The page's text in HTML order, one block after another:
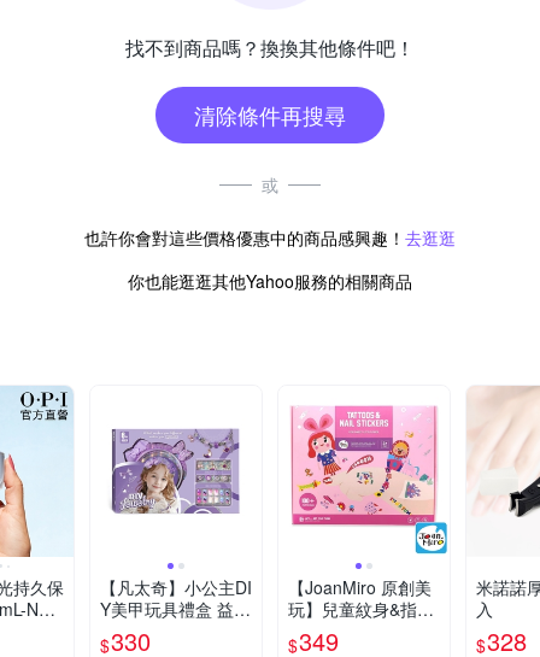
找不到商品嗎？換換其他條件吧！
清除條件再搜尋
或
也許你會對這些價格優惠中的商品感興趣！ 去逛逛
你也能逛逛其他Yahoo服務的相關商品
持久保
NAT
【凡太奇】小公主DI
Y美甲玩具禮盒 益智
玩具 髮圈 項鍊
$330
【JoanMiro 原創美
玩】兒童紋身&指甲
貼紙-Girl款
$349
米諾諾
入
$328